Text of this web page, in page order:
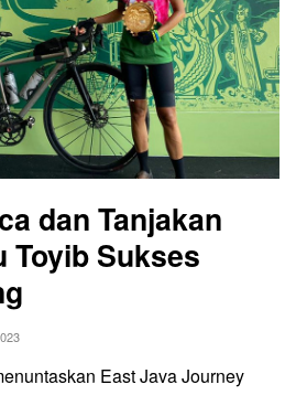
dan Tanjakan
Toyib Sukses
East Java Journey